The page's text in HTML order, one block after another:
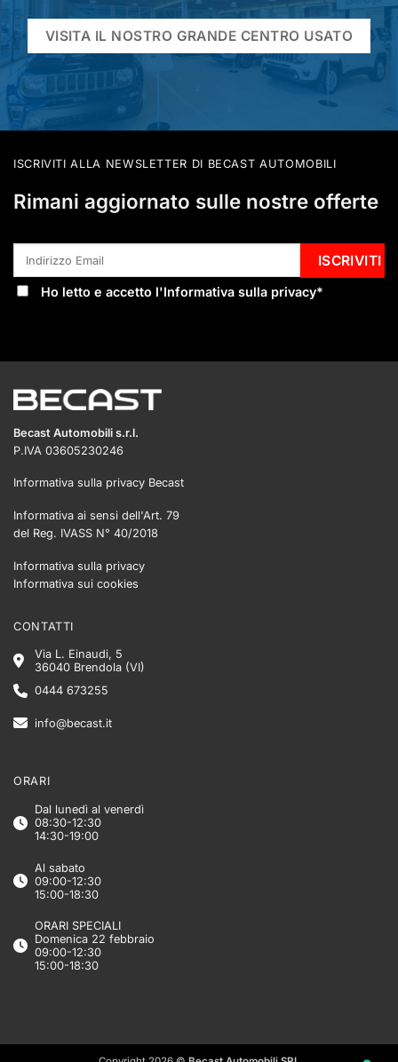
VISITA IL NOSTRO GRANDE CENTRO USATO
ISCRIVITI ALLA NEWSLETTER DI BECAST AUTOMOBILI
Rimani aggiornato sulle nostre offerte
Ho letto e accetto l'Informativa sulla privacy*
Becast Automobili s.r.l.
P.IVA 03605230246
Informativa sulla privacy Becast
Informativa ai sensi dell'Art. 79
del Reg. IVASS N° 40/2018
Informativa sulla privacy
Informativa sui cookies
CONTATTI
Via L. Einaudi, 5
36040 Brendola (VI)
0444 673255
info@becast.it
ORARI
Dal lunedì al venerdì
08:30-12:30
14:30-19:00
Al sabato
09:00-12:30
15:00-18:30
ORARI SPECIALI
Domenica 22 febbraio
09:00-12:30
15:00-18:30